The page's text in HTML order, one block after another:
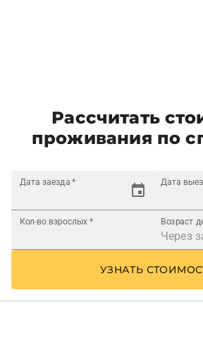
Рассчитать
проживания по
Дата заезда * Дата
Кол-во взрослых * Возраст
УЗНАТЬ